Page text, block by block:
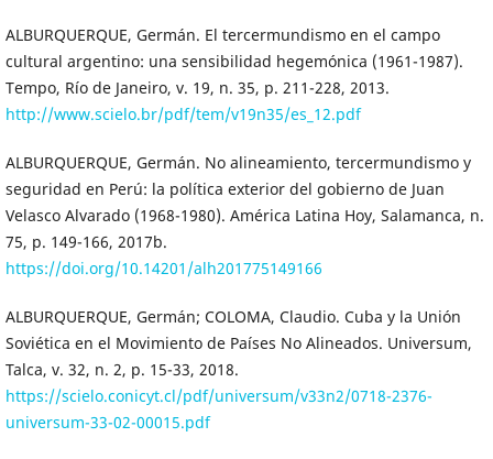
ALBURQUERQUE, Germán. El tercermundismo en el campo
cultural argentino: una sensibilidad hegemónica (1961-1987).
Tempo, Río de Janeiro, v. 19, n. 35, p. 211-228, 2013.
http://www.scielo.br/pdf/tem/v19n35/es_12.pdf
ALBURQUERQUE, Germán. No alineamiento, tercermundismo y
seguridad en Perú: la política exterior del gobierno de Juan
Velasco Alvarado (1968-1980). América Latina Hoy, Salamanca, n.
75, p. 149-166, 2017b.
https://doi.org/10.14201/alh201775149166
ALBURQUERQUE, Germán; COLOMA, Claudio. Cuba y la Unión
Soviética en el Movimiento de Países No Alineados. Universum,
Talca, v. 32, n. 2, p. 15-33, 2018.
https://scielo.conicyt.cl/pdf/universum/v33n2/0718-2376-
universum-33-02-00015.pdf